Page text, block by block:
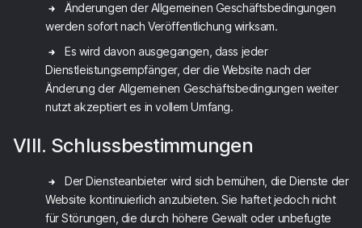
Änderungen der Allgemeinen Geschäftsbedingungen
werden sofort nach Veröffentlichung wirksam.
Es wird davon ausgegangen, dass jeder
Dienstleistungsempfänger, der die Website nach der
Änderung der Allgemeinen Geschäftsbedingungen weiter
nutzt akzeptiert es in vollem Umfang.
VIII. Schlussbestimmungen
Der Diensteanbieter wird sich bemühen, die Dienste der
Website kontinuierlich anzubieten. Sie haftet jedoch nicht
für Störungen, die durch höhere Gewalt oder unbefugte